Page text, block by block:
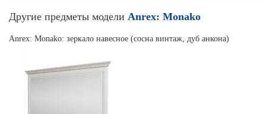
Другие предметы модели Anrex: Monako
Anrex: Monako: зеркало навесное (сосна винтаж, дуб анкона)